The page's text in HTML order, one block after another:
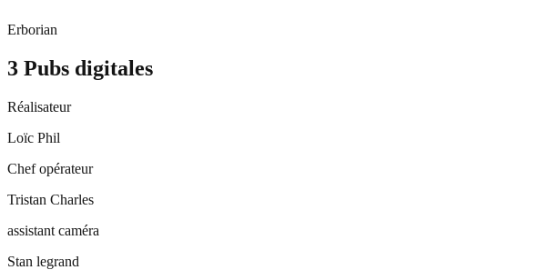
Erborian
3 Pubs digitales
Réalisateur
Loïc Phil
Chef opérateur
Tristan Charles
assistant caméra
Stan legrand